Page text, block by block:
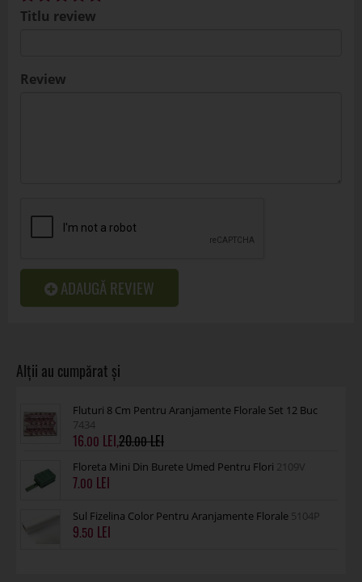
Titlu review
Review
ADAUGĂ REVIEW
Fluturi 8 Cm Pentru Aranjamente Florale Set 12 Buc
7434
16.00 ,20.00
Floreta Mini Din Burete Umed Pentru Flori 2109V
7.00
Sul Fizelina Color Pentru Aranjamente Florale 5104P
9.50